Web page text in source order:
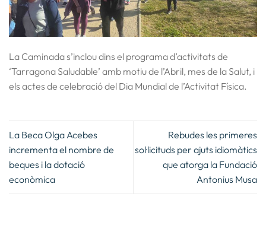
La Caminada s’inclou dins el programa d’activitats de
‘Tarragona Saludable’ amb motiu de l’Abril, mes de la Salut, i
els actes de celebració del Dia Mundial de l’Activitat Física.
La Beca Olga Acebes
incrementa el nombre de
beques i la dotació
econòmica
Rebudes les primeres
sol·licituds per ajuts idiomàtics
que atorga la Fundació
Antonius Musa